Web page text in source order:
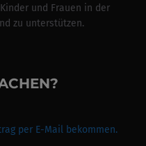
und Frauen in der
zu unterstützen.
per E-Mail bekommen.